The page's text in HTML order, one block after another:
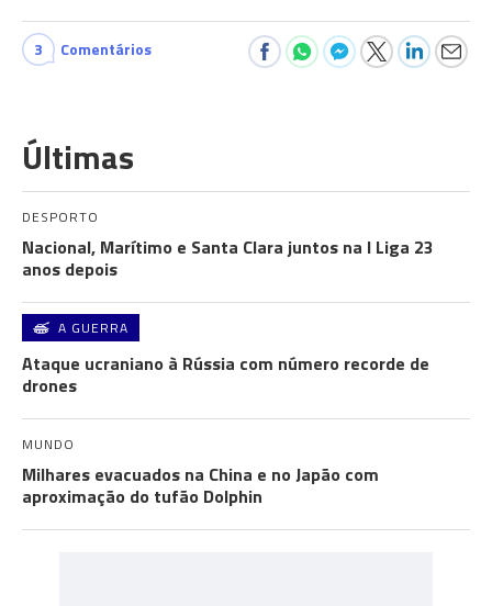
3 Comentários
Últimas
DESPORTO
Nacional, Marítimo e Santa Clara juntos na I Liga 23
anos depois
A GUERRA
Ataque ucraniano à Rússia com número recorde de
drones
MUNDO
Milhares evacuados na China e no Japão com
aproximação do tufão Dolphin